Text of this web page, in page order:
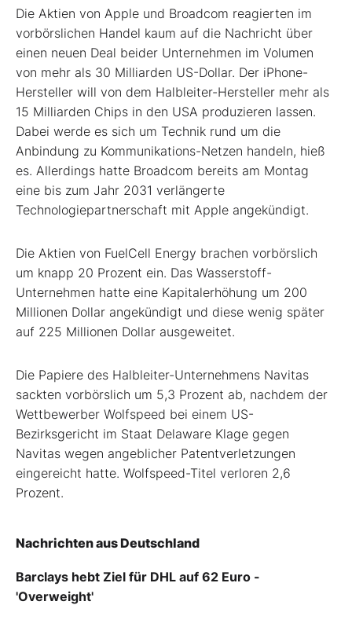
Die Aktien von Apple und Broadcom reagierten im
vorbörslichen Handel kaum auf die Nachricht über
einen neuen Deal beider Unternehmen im Volumen
von mehr als 30 Milliarden US-Dollar. Der iPhone-
Hersteller will von dem Halbleiter-Hersteller mehr als
15 Milliarden Chips in den USA produzieren lassen.
Dabei werde es sich um Technik rund um die
Anbindung zu Kommunikations-Netzen handeln, hieß
es. Allerdings hatte Broadcom bereits am Montag
eine bis zum Jahr 2031 verlängerte
Technologiepartnerschaft mit Apple angekündigt.
Die Aktien von FuelCell Energy brachen vorbörslich
um knapp 20 Prozent ein. Das Wasserstoff-
Unternehmen hatte eine Kapitalerhöhung um 200
Millionen Dollar angekündigt und diese wenig später
auf 225 Millionen Dollar ausgeweitet.
Die Papiere des Halbleiter-Unternehmens Navitas
sackten vorbörslich um 5,3 Prozent ab, nachdem der
Wettbewerber Wolfspeed bei einem US-
Bezirksgericht im Staat Delaware Klage gegen
Navitas wegen angeblicher Patentverletzungen
eingereicht hatte. Wolfspeed-Titel verloren 2,6
Prozent.
Nachrichten aus Deutschland
Barclays hebt Ziel für DHL auf 62 Euro -
'Overweight'